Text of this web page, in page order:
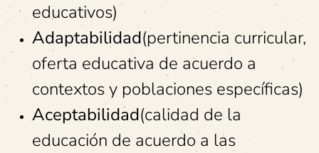
educativos)
Adaptabilidad(pertinencia curricular,
oferta educativa de acuerdo a
contextos y poblaciones específicas)
Aceptabilidad(calidad de la
educación de acuerdo a las